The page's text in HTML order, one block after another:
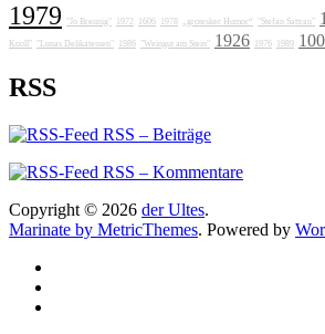
1979
"Jo Breunig" 1972 1606 1978 „grotesker Humor“ "Stefan Sattran"
Knoll" "Lunas Delikatessen" 1986 "Weingut am Stein" 1926 1976 1989
RSS
RSS – Beiträge
RSS – Kommentare
Copyright © 2026 der Ultes.
Marinate by MetricThemes. Powered by